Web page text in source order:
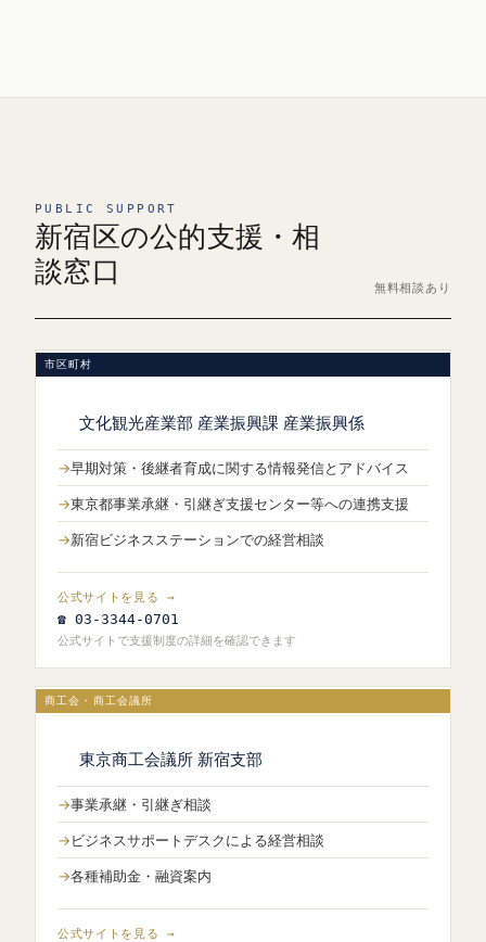
PUBLIC SUPPORT
新宿区の公的支援・相
談窓口
無料相談あり
市区町村
文化観光産業部 産業振興課 産業振興係
早期対策・後継者育成に関する情報発信とアドバイス
東京都事業承継・引継ぎ支援センター等への連携支援
新宿ビジネスステーションでの経営相談
公式サイトを見る →
☎ 03-3344-0701
公式サイトで支援制度の詳細を確認できます
商工会・商工会議所
東京商工会議所 新宿支部
事業承継・引継ぎ相談
ビジネスサポートデスクによる経営相談
各種補助金・融資案内
公式サイトを見る →